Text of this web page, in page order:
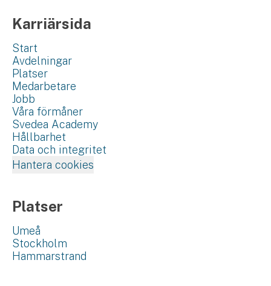
Karriärsida
Start
Avdelningar
Platser
Medarbetare
Jobb
Våra förmåner
Svedea Academy
Hållbarhet
Data och integritet
Hantera cookies
Platser
Umeå
Stockholm
Hammarstrand